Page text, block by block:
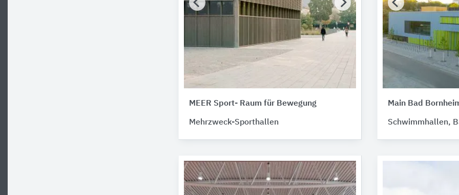
MEER Sport- Raum für Bewegung
Mehrzweck-Sporthallen
Main Bad
Schwimmhallen,